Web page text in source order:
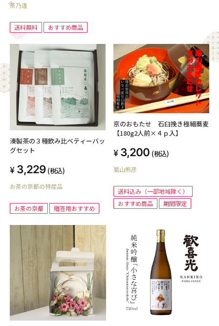
茶乃逢
送料無料 おすすめ商品
湊製茶の３種飲み比べティーバッ
グセット
3,229 (税込)
お茶の京都の特産品
お茶の京都 贈答用おすすめ
京のおもたせ 石臼挽き極細蕎麦
【180g2人前×４ｐ入】
3,200 (税込)
嵐山熊彦
送料込み（一部地域除く）
おすすめ商品
期間限定